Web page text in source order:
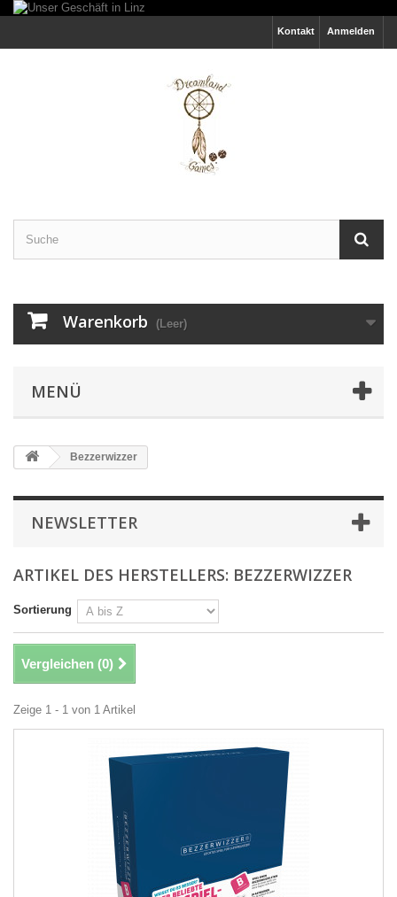
Anmelden
Kontakt
Warenkorb (Leer)
MENÜ
Bezzerwizzer
NEWSLETTER
ARTIKEL DES HERSTELLERS: BEZZERWIZZER
Sortierung
Vergleichen (0)
Zeige 1 - 1 von 1 Artikel